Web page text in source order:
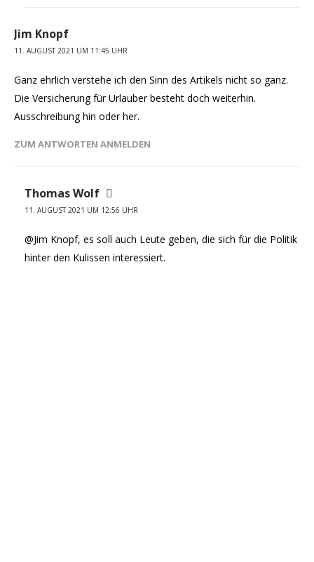
Jim Knopf
11. AUGUST 2021 UM 11:45 UHR
Ganz ehrlich verstehe ich den Sinn des Artikels nicht so ganz.
Die Versicherung für Urlauber besteht doch weiterhin.
Ausschreibung hin oder her.
ZUM ANTWORTEN ANMELDEN
Thomas Wolf
11. AUGUST 2021 UM 12:56 UHR
@Jim Knopf, es soll auch Leute geben, die sich für die Politik
hinter den Kulissen interessiert.